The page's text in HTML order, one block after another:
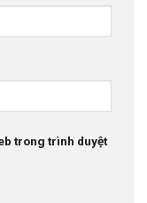
trong trình duyệt